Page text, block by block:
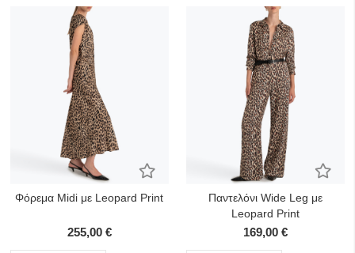
Προσθήκη στα Αγαπημένα
Φόρεμα Midi με Leopard Print
255,00 €
Παντελόνι Wide Leg με
Leopard Print
169,00 €